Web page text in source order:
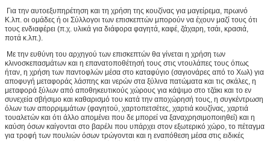
Για την αυτοεξυπηρέτηση και τη χρήση της κουζίνας για μαγείρεμα, πρωινό
Κ.λπ. οι ομάδες ή οι Σύλλογοι των επισκεπτών μπορούν να έχουν μαζί τους ότι
τους ενδιαφέρει (π.χ. υλικά για διάφορα φαγητά, καφέ, ζάχαρη, τσάι, κρασιά,
ποτά κ.λπ.).
Με την ευθύνη του αρχηγού των επισκεπτών θα γίνεται η χρήση των
κλινοσκεπασμάτων και η επανατοποθέτησή τους στις ντουλάπες τους όπως
ήταν, η χρήση των παντοφλών μέσα στο καταφύγιο (σαγιονάρες από το Χωλ) για
αποφυγή μεταφοράς λάσπης και νερών στα ξύλινα πατώματα και τις σκάλες, η
μεταφορά ξύλων από αποθηκευτικούς χώρους για κάψιμο στο τζάκι και το εν
συνεχεία σβήσιμο και καθαρισμό του κατά την αποχώρησή τους, η συγκέντρωση
όλων των απορριμμάτων (φαγητού, χαρτοπετσέτες, χαρτιά κουζίνας, χαρτιά
τουαλετών και ότι άλλο απομένει που δε μπορεί να ξαναχρησιμοποιηθεί) και η
καύση όσων καίγονται στο βαρέλι που υπάρχει στον εξωτερικό χώρο, το πέταγμα
για τροφή των πουλιών όσων τρώγονται και η εναπόθεση μέσα στις ειδικές